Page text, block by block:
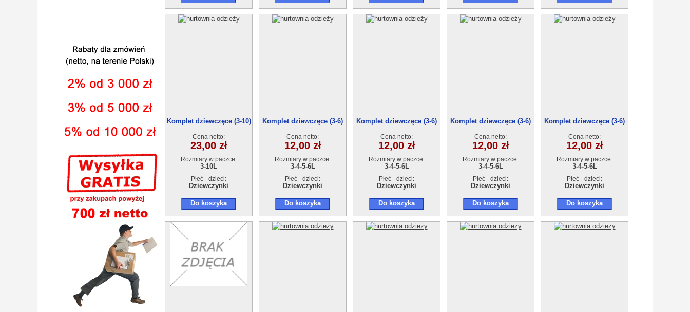
Komplet dziewczęce (3-10)
Cena netto:
23,00 zł
Rozmiary w paczce:
3-10L
Płeć - dzieci:
Dziewczynki
Do koszyka
Komplet dziewczęce (3-6)
Cena netto:
12,00 zł
Rozmiary w paczce:
3-4-5-6L
Płeć - dzieci:
Dziewczynki
Do koszyka
Komplet dziewczęce (3-6)
Cena netto:
12,00 zł
Rozmiary w paczce:
3-4-5-6L
Płeć - dzieci:
Dziewczynki
Do koszyka
Komplet dziewczęce (3-6)
Cena netto:
12,00 zł
Rozmiary w paczce:
3-4-5-6L
Płeć - dzieci:
Dziewczynki
Do koszyka
Komplet dziewczęce (3-6)
Cena netto:
12,00 zł
Rozmiary w paczce:
3-4-5-6L
Płeć - dzieci:
Dziewczynki
Do koszyka